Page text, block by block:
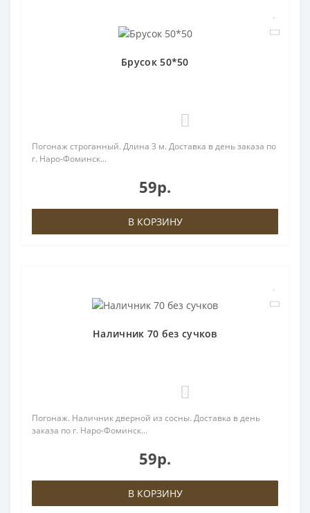
Брусок 50*50
Погонаж строганный. Длина 3 м. Доставка в день заказа по
г. Наро-Фоминск...
59р.
В КОРЗИНУ
Наличник 70 без сучков
Погонаж. Наличник дверной из сосны. Доставка в день
заказа по г. Наро-Фоминск...
59р.
В КОРЗИНУ